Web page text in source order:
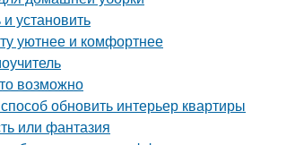
установить
уютнее и комфортнее
возможно
обновить интерьер квартиры
или фантазия